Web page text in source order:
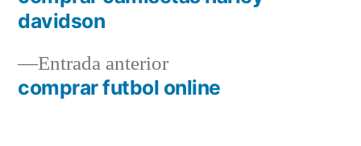
Navegación
entradas
Entrada anteriorEntrada
anterior:
comprar futbol online
davidson